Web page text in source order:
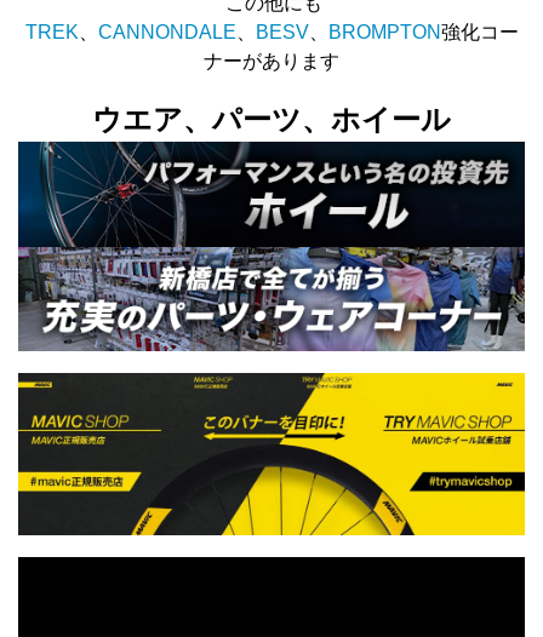
TREK
CANNONDALE BESV、 BROMPTON強化コー
ナーがあります
ウエア、パーツ、ホイール